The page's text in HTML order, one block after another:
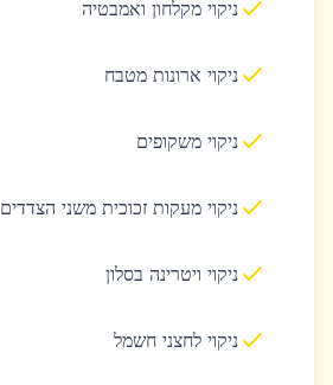
ניקוי מקלחון ואמבטיה
ניקוי ארונות מטבח
ניקוי משקופים
ניקוי מעקות זכוכית משני הצדדים
ניקוי ויטרינה בסלון
ניקוי לחצני חשמל